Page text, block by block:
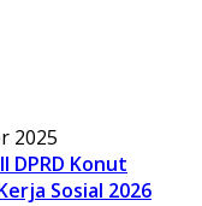
2025
DPRD Konut
Sosial 2026